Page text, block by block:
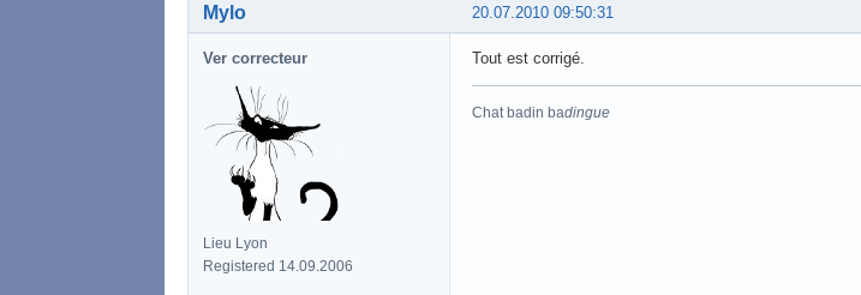
20.07.2010 09:50:31
Mylo
Ver correcteur
Lieu Lyon
Registered 14.09.2006
Tout est corrigé.
Chat badin badingue